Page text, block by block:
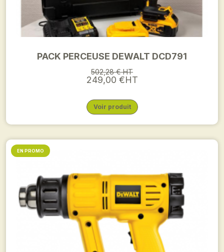
PACK PERCEUSE DEWALT DCD791
502,28 € HT
249,00 €HT
Voir produit
EN PROMO